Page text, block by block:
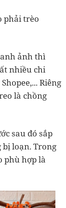
phải trèo
ảnh thì
nhiều chi
Riêng
là chồng
sau đó sắp
bị loạn. Trong
phù hợp là